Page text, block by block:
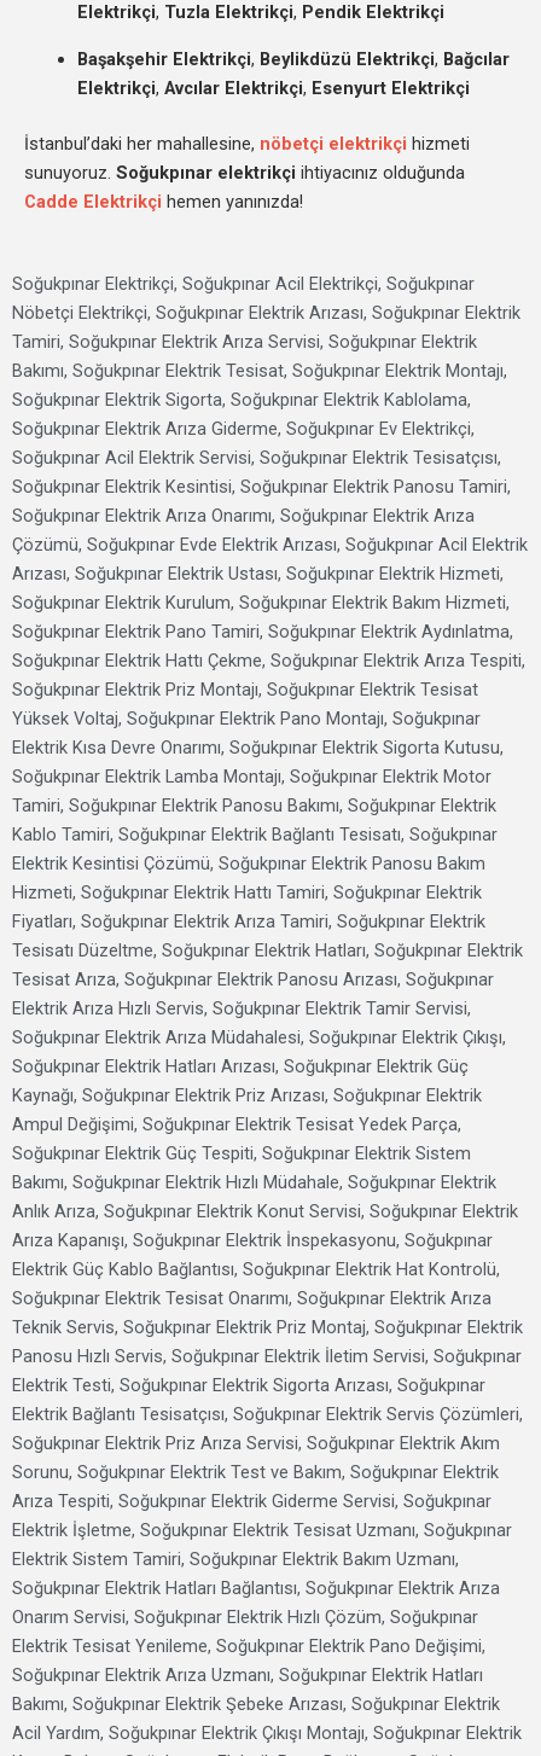
Elektrikçi, Tuzla Elektrikçi, Pendik Elektrikçi
Başakşehir Elektrikçi, Beylikdüzü Elektrikçi, Bağcılar
Elektrikçi, Avcılar Elektrikçi, Esenyurt Elektrikçi
İstanbul’daki her mahallesine, nöbetçi elektrikçi hizmeti
sunuyoruz. Soğukpınar elektrikçi ihtiyacınız olduğunda
Cadde Elektrikçi hemen yanınızda!
Soğukpınar Elektrikçi, Soğukpınar Acil Elektrikçi, Soğukpınar
Nöbetçi Elektrikçi, Soğukpınar Elektrik Arızası, Soğukpınar Elektrik
Tamiri, Soğukpınar Elektrik Arıza Servisi, Soğukpınar Elektrik
Bakımı, Soğukpınar Elektrik Tesisat, Soğukpınar Elektrik Montajı,
Soğukpınar Elektrik Sigorta, Soğukpınar Elektrik Kablolama,
Soğukpınar Elektrik Arıza Giderme, Soğukpınar Ev Elektrikçi,
Soğukpınar Acil Elektrik Servisi, Soğukpınar Elektrik Tesisatçısı,
Soğukpınar Elektrik Kesintisi, Soğukpınar Elektrik Panosu Tamiri,
Soğukpınar Elektrik Arıza Onarımı, Soğukpınar Elektrik Arıza
Çözümü, Soğukpınar Evde Elektrik Arızası, Soğukpınar Acil Elektrik
Arızası, Soğukpınar Elektrik Ustası, Soğukpınar Elektrik Hizmeti,
Soğukpınar Elektrik Kurulum, Soğukpınar Elektrik Bakım Hizmeti,
Soğukpınar Elektrik Pano Tamiri, Soğukpınar Elektrik Aydınlatma,
Soğukpınar Elektrik Hattı Çekme, Soğukpınar Elektrik Arıza Tespiti,
Soğukpınar Elektrik Priz Montajı, Soğukpınar Elektrik Tesisat
Yüksek Voltaj, Soğukpınar Elektrik Pano Montajı, Soğukpınar
Elektrik Kısa Devre Onarımı, Soğukpınar Elektrik Sigorta Kutusu,
Soğukpınar Elektrik Lamba Montajı, Soğukpınar Elektrik Motor
Tamiri, Soğukpınar Elektrik Panosu Bakımı, Soğukpınar Elektrik
Kablo Tamiri, Soğukpınar Elektrik Bağlantı Tesisatı, Soğukpınar
Elektrik Kesintisi Çözümü, Soğukpınar Elektrik Panosu Bakım
Hizmeti, Soğukpınar Elektrik Hattı Tamiri, Soğukpınar Elektrik
Fiyatları, Soğukpınar Elektrik Arıza Tamiri, Soğukpınar Elektrik
Tesisatı Düzeltme, Soğukpınar Elektrik Hatları, Soğukpınar Elektrik
Tesisat Arıza, Soğukpınar Elektrik Panosu Arızası, Soğukpınar
Elektrik Arıza Hızlı Servis, Soğukpınar Elektrik Tamir Servisi,
Soğukpınar Elektrik Arıza Müdahalesi, Soğukpınar Elektrik Çıkışı,
Soğukpınar Elektrik Hatları Arızası, Soğukpınar Elektrik Güç
Kaynağı, Soğukpınar Elektrik Priz Arızası, Soğukpınar Elektrik
Ampul Değişimi, Soğukpınar Elektrik Tesisat Yedek Parça,
Soğukpınar Elektrik Güç Tespiti, Soğukpınar Elektrik Sistem
Bakımı, Soğukpınar Elektrik Hızlı Müdahale, Soğukpınar Elektrik
Anlık Arıza, Soğukpınar Elektrik Konut Servisi, Soğukpınar Elektrik
Arıza Kapanışı, Soğukpınar Elektrik İnspekasyonu, Soğukpınar
Elektrik Güç Kablo Bağlantısı, Soğukpınar Elektrik Hat Kontrolü,
Soğukpınar Elektrik Tesisat Onarımı, Soğukpınar Elektrik Arıza
Teknik Servis, Soğukpınar Elektrik Priz Montaj, Soğukpınar Elektrik
Panosu Hızlı Servis, Soğukpınar Elektrik İletim Servisi, Soğukpınar
Elektrik Testi, Soğukpınar Elektrik Sigorta Arızası, Soğukpınar
Elektrik Bağlantı Tesisatçısı, Soğukpınar Elektrik Servis Çözümleri,
Soğukpınar Elektrik Priz Arıza Servisi, Soğukpınar Elektrik Akım
Sorunu, Soğukpınar Elektrik Test ve Bakım, Soğukpınar Elektrik
Arıza Tespiti, Soğukpınar Elektrik Giderme Servisi, Soğukpınar
Elektrik İşletme, Soğukpınar Elektrik Tesisat Uzmanı, Soğukpınar
Elektrik Sistem Tamiri, Soğukpınar Elektrik Bakım Uzmanı,
Soğukpınar Elektrik Hatları Bağlantısı, Soğukpınar Elektrik Arıza
Onarım Servisi, Soğukpınar Elektrik Hızlı Çözüm, Soğukpınar
Elektrik Tesisat Yenileme, Soğukpınar Elektrik Pano Değişimi,
Soğukpınar Elektrik Arıza Uzmanı, Soğukpınar Elektrik Hatları
Bakımı, Soğukpınar Elektrik Şebeke Arızası, Soğukpınar Elektrik
Acil Yardım, Soğukpınar Elektrik Çıkışı Montajı, Soğukpınar Elektrik